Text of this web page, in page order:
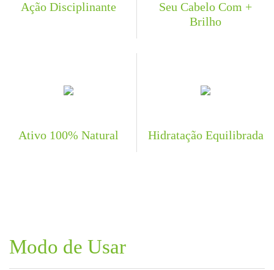
Ação Disciplinante
Seu Cabelo Com +
Brilho
Ativo 100% Natural Hidratação Equilibrada
Modo de Usar